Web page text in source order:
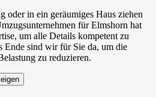
oder in ein geräumiges Haus ziehen
für Elmshorn hat
um alle Details kompetent zu
Ende sind wir für Sie da, um die
zu reduzieren.